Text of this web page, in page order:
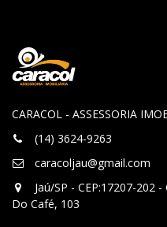
CARACOL - ASSESSORIA
(14) 3624-9263
caracoljau@gmail.com
Jaú/SP - CEP:17207-202
Do Café, 103